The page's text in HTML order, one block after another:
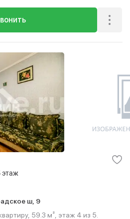
этаж
ш, 9
59.3 м², этаж 4 из 5.